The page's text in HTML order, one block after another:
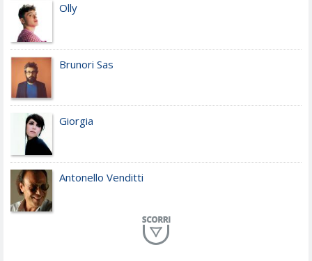
Olly
Brunori Sas
Giorgia
Antonello Venditti